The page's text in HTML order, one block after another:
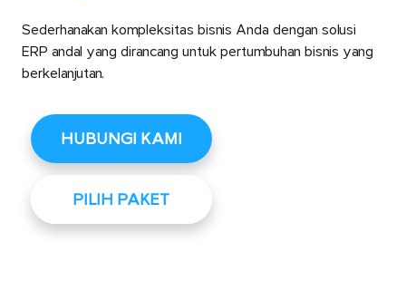
Sederhanakan kompleksitas bisnis Anda dengan solusi
ERP andal yang dirancang untuk pertumbuhan bisnis yang
berkelanjutan.
HUBUNGI KAMI
PILIH PAKET